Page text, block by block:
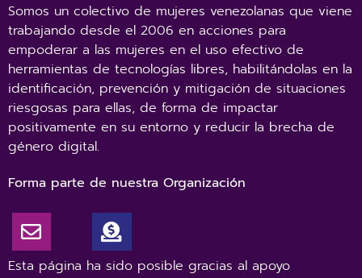
Somos un colectivo de mujeres venezolanas que viene
trabajando desde el 2006 en acciones para
empoderar a las mujeres en el uso efectivo de
herramientas de tecnologías libres, habilitándolas en la
identificación, prevención y mitigación de situaciones
riesgosas para ellas, de forma de impactar
positivamente en su entorno y reducir la brecha de
género digital.
Forma parte de nuestra Organización
Esta página ha sido posible gracias al apoyo